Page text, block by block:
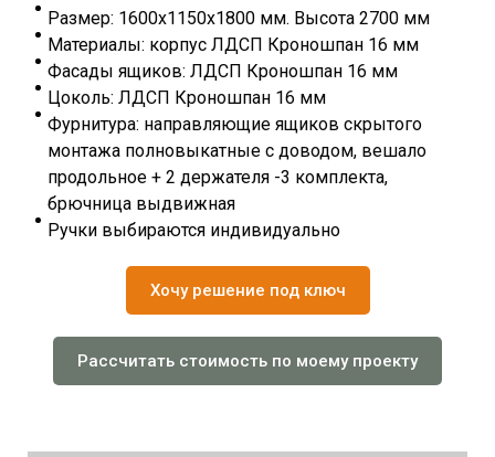
Размер: 1600х1150х1800 мм. Высота 2700 мм
Материалы: корпус ЛДСП Кроношпан 16 мм
Фасады ящиков: ЛДСП Кроношпан 16 мм
Цоколь: ЛДСП Кроношпан 16 мм
Фурнитура: направляющие ящиков скрытого
монтажа полновыкатные с доводом, вешало
продольное + 2 держателя -3 комплекта,
брючница выдвижная
Ручки выбираются индивидуально
Хочу решение под ключ
Рассчитать стоимость по моему проекту